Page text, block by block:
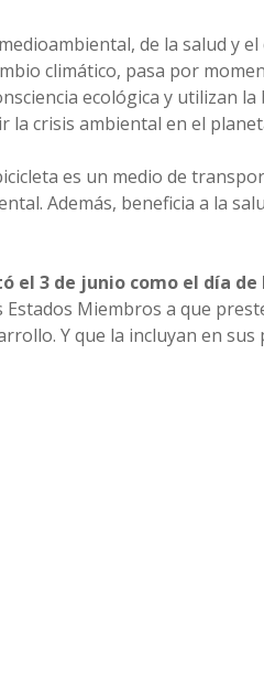
de la salud y el
climático, pasa por
ecológica y utilizan la
la crisis ambiental en el
es un medio de
Además, beneficia a la
el 3 de junio como el día
Estados Miembros a que
Y que la incluyan en sus